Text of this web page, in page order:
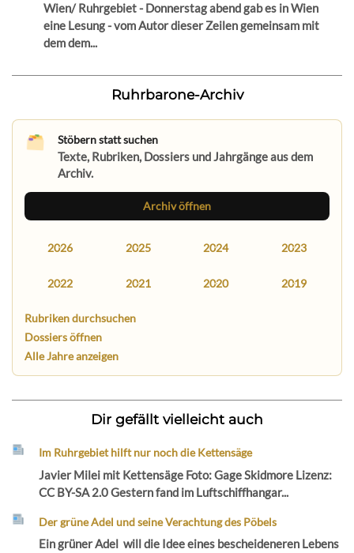
Wien/ Ruhrgebiet - Donnerstag abend gab es in Wien
eine Lesung - vom Autor dieser Zeilen gemeinsam mit
dem dem...
Ruhrbarone-Archiv
Stöbern statt suchen
Texte, Rubriken, Dossiers und Jahrgänge aus dem
Archiv.
Archiv öffnen
2026 2025 2024 2023
2022 2021 2020 2019
Rubriken durchsuchen
Dossiers öffnen
Alle Jahre anzeigen
Dir gefällt vielleicht auch
Im Ruhrgebiet hilft nur noch die Kettensäge
Javier Milei mit Kettensäge Foto: Gage Skidmore Lizenz:
CC BY-SA 2.0 Gestern fand im Luftschiffhangar...
Der grüne Adel und seine Verachtung des Pöbels
Ein grüner Adel will die Idee eines bescheideneren Lebens